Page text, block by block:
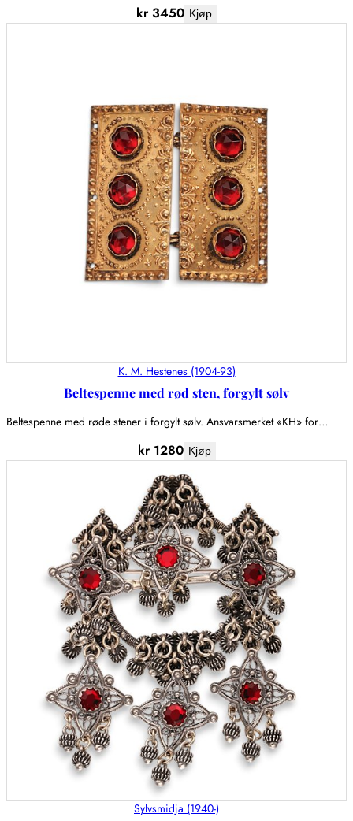
kr 3450 Kjøp
K. M. Hestenes (1904-93)
Beltespenne med rød sten, forgylt sølv
Beltespenne med røde stener i forgylt sølv. Ansvarsmerket «KH» for…
kr1280 Kjøp
Sylvsmidja (1940-)